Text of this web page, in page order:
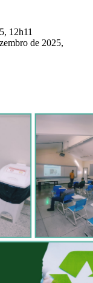
12h11
de 2025,